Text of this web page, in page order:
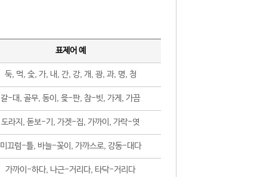
표제어 예
둑, 먹, 숯, 가, 내, 간, 강, 개, 광, 과, 명, 청
갈-대, 골무, 동이, 윷-판, 참-빗, 가게, 가끔
도라지, 돋보-기, 가겟-집, 가까이, 가락-엿
미끄럼-틀, 바늘-꽂이, 가까스로, 강동-대다
가까이-하다, 나근-거리다, 타닥-거리다